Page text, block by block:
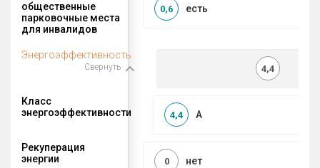
общественные
парковочные места
для инвалидов
есть
0,6
Энергоэффективность
Свернуть 4,4
Класс
энергоэффективности
A
4,4
Рекуперация
энергии
нет
0